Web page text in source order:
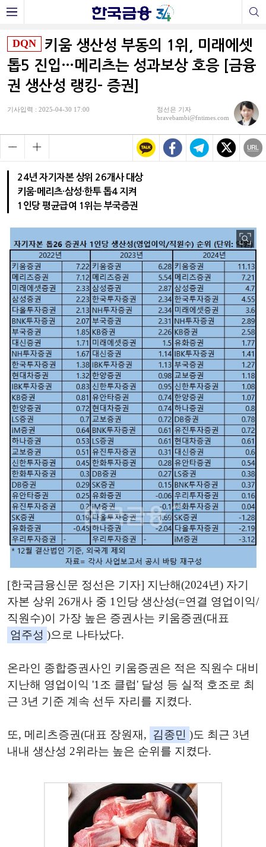
DQN
키움 생산성 부동의 1위, 미래에셋
톱5 진입…메리츠는 성과보상 호응 [금융
권 생산성 랭킹- 증권]
기사입력 : 2025-04-30 17:00
정선은 기자
bravebambi@fntimes.com
24년 자기자본 상위 26개사 대상
키움·메리츠·삼성·한투 톱4 지켜
1인당 평균급여 1위는 부국증권
[한국금융신문 정선은 기자] 지난해(2024년) 자기
자본 상위 26개사 중 1인당 생산성(=연결 영업이익/
직원수)이 가장 높은 증권사는 키움증권(대표
엄주성 )으로 나타났다.
온라인 종합증권사인 키움증권은 적은 직원수 대비
지난해 영업이익 '1조 클럽' 달성 등 실적 호조로 최
근 3년 기준 계속 선두 자리를 지켰다.
또, 메리츠증권(대표 장원재, 김종민 )도 최근 3년
내내 생산성 2위라는 높은 순위를 지켰다.